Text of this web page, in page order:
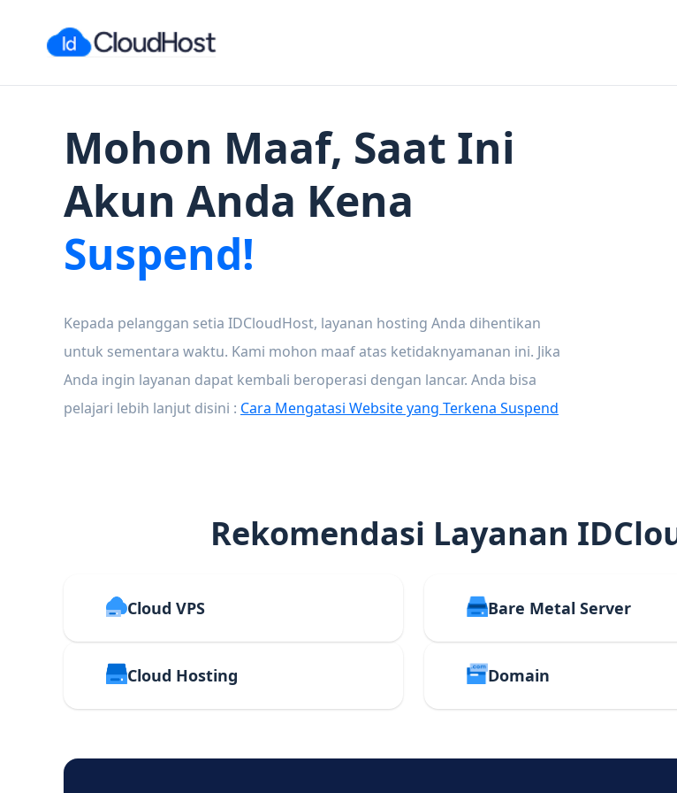
Mohon Maaf, Saat Ini
Akun Anda Kena
Suspend!
Kepada pelanggan setia IDCloudHost, layanan hosting Anda dihentikan
untuk sementara waktu. Kami mohon maaf atas ketidaknyamanan ini. Jika
Anda ingin layanan dapat kembali beroperasi dengan lancar. Anda bisa
pelajari lebih lanjut disini : Cara Mengatasi Website yang Terkena Suspend
Rekomendasi Layanan
Cloud VPS Bare Metal Server
Cloud Hosting Domain